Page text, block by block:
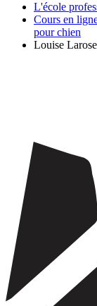
L'école
Cours en
pour chien
Louise Larose